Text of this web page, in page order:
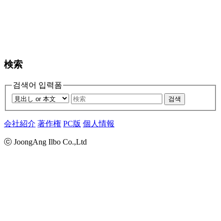
検索
검색어 입력폼
검색
会社紹介 著作権 PC版 個人情報
ⓒ JoongAng Ilbo Co.,Ltd